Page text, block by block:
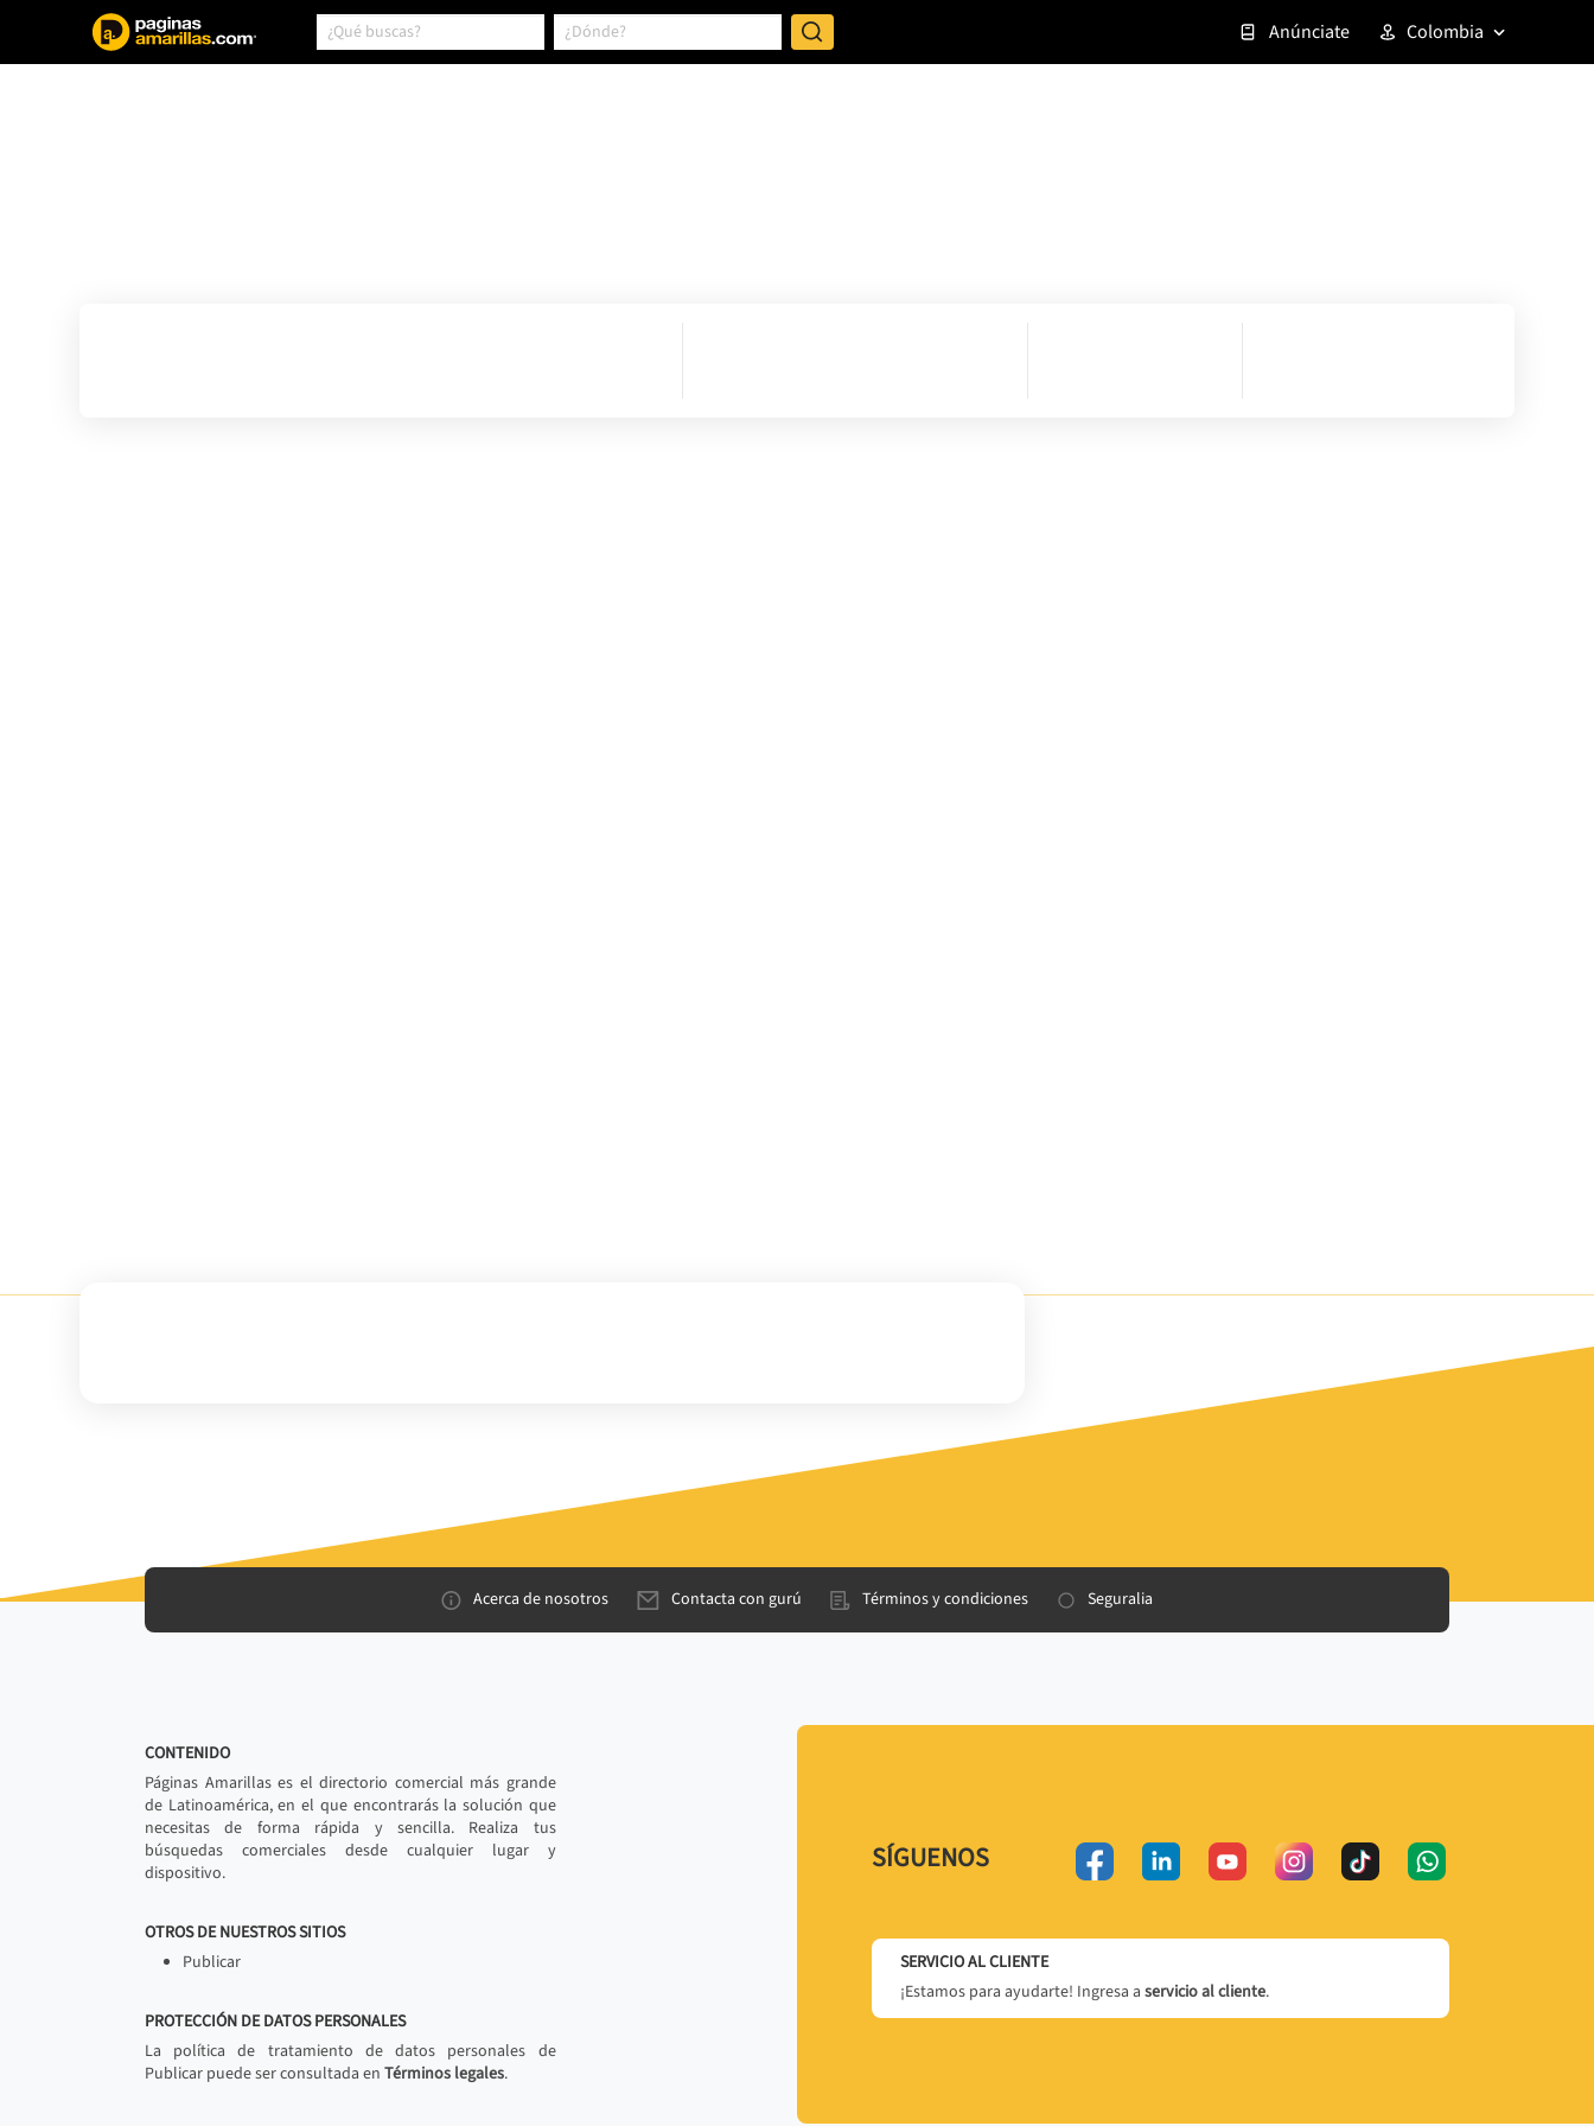
Anúnciate Colombia
Acerca de nosotros Contacta con gurú Términos y condiciones Seguralia
CONTENIDO
Páginas Amarillas es el directorio comercial más grande
de Latinoamérica, en el que encontrarás la solución que
necesitas de forma rápida y sencilla. Realiza tus
búsquedas comerciales desde cualquier lugar y
dispositivo.
OTROS DE NUESTROS SITIOS
Publicar
PROTECCIÓN DE DATOS PERSONALES
La política de tratamiento de datos personales de
Publicar puede ser consultada en Términos legales.
SÍGUENOS
SERVICIO AL CLIENTE
¡Estamos para ayudarte! Ingresa a servicio al cliente.